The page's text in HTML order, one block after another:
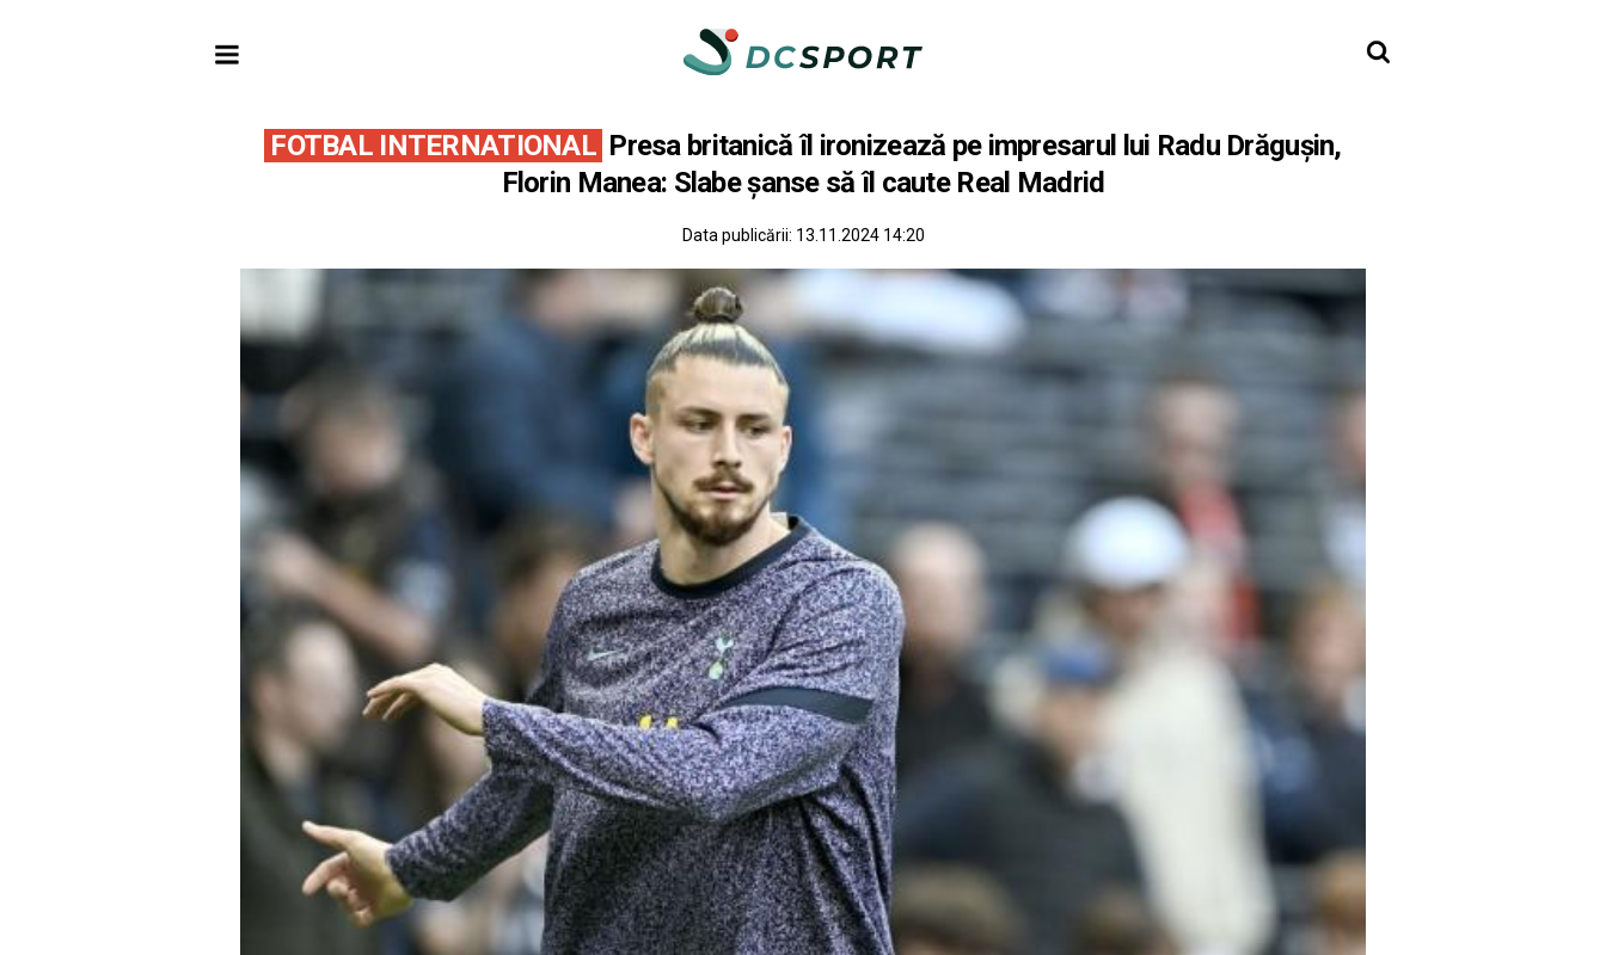
FOTBAL INTERNATIONAL Presa britanică îl ironizează pe impresarul lui Radu Drăguşin,
Florin Manea: Slabe şanse să îl caute Real Madrid
Data publicării: 13.11.2024 14:20